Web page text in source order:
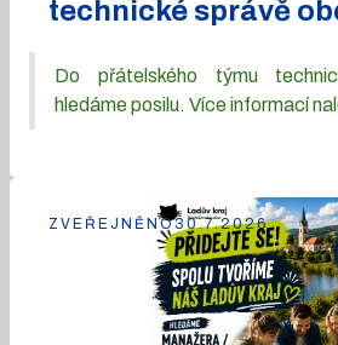
technické správě
Do přátelského týmu
hledáme posilu. Více informací
ZVEŘEJNĚNO30.7.2026